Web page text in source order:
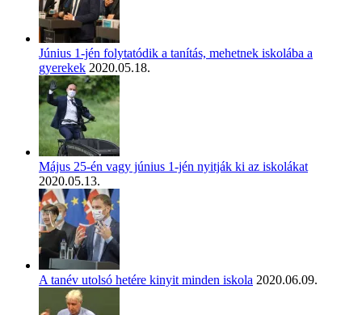
Június 1-jén folytatódik a tanítás, mehetnek iskolába a
gyerekek 2020.05.18.
Május 25-én vagy június 1-jén nyitják ki az iskolákat
2020.05.13.
A tanév utolsó hetére kinyit minden iskola 2020.06.09.